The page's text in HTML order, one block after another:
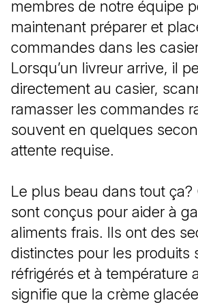
membres de notre équipe
maintenant préparer et
commandes dans les
Lorsqu’un livreur arrive, il
directement au casier,
ramasser les commandes
souvent en quelques
attente requise.
Le plus beau dans tout ça?
sont conçus pour aider à
aliments frais. Ils ont des
distinctes pour les produits
réfrigérés et à température
signifie que la crème